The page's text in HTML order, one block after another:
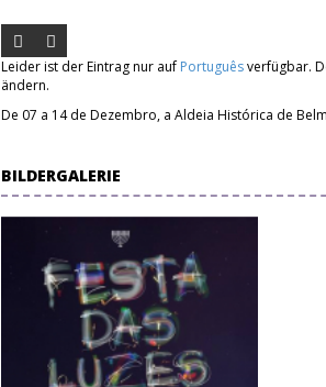
Leider ist der Eintrag nur auf Portuguêsverfügbar.
ändern.
De 07 a 14 de Dezembro, a Aldeia Histórica de
BILDERGALERIE